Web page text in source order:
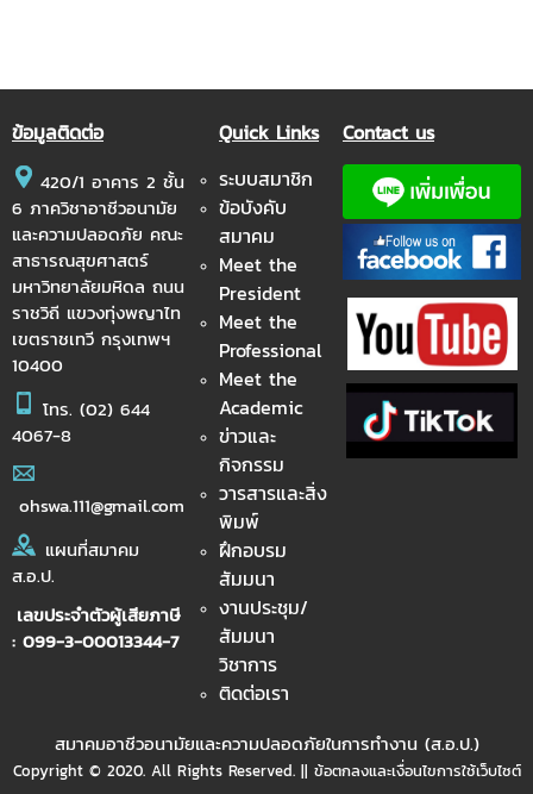
ข้อมูลติดต่อ
420/1 อาคาร 2 ชั้น
6 ภาควิชาอาชีวอนามัย
และความปลอดภัย คณะ
สาธารณสุขศาสตร์
มหาวิทยาลัยมหิดล ถนน
ราชวิถี แขวงทุ่งพญาไท
เขตราชเทวี กรุงเทพฯ
10400
โทร. (02) 644
4067-8
ohswa.111@gmail.com
แผนที่สมาคม
ส.อ.ป.
เลขประจำตัวผู้เสียภาษี
: 099-3-00013344-7
Quick Links
ระบบสมาชิก
ข้อบังคับ
สมาคม
Meet the
President
Meet the
Professional
Meet the
Academic
ข่าวและ
กิจกรรม
วารสารและสิ่ง
พิมพ์
ฝึกอบรม
สัมมนา
งานประชุม/
สัมมนา
วิชาการ
ติดต่อเรา
Contact us
สมาคมอาชีวอนามัยและความปลอดภัยในการทำงาน (ส.อ.ป.)
Copyright © 2020. All Rights Reserved. || ข้อตกลงและเงื่อนไขการใช้เว็บไซต์